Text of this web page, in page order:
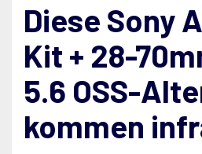
Diese Sony
Kit + 28-
5.6 OSS-
kommen